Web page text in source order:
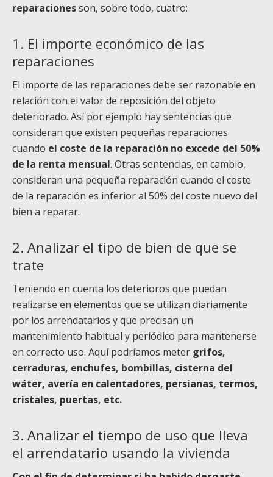
reparacionesson, sobre todo, cuatro:
1. El importe económico de las
reparaciones
El importe de las reparaciones debe ser razonable en
relación con el valor de reposición del objeto
deteriorado. Así por ejemplo hay sentencias que
consideran que existen pequeñas reparaciones
cuando el coste de la reparación no excede del 50%
de la renta mensual. Otras sentencias, en cambio,
consideran una pequeña reparación cuando el coste
de la reparación es inferior al 50% del coste nuevo del
bien a reparar.
2. Analizar el tipo de bien de que se
trate
Teniendo en cuenta los deterioros que puedan
realizarse en elementos que se utilizan diariamente
por los arrendatarios y que precisan un
mantenimiento habitual y periódico para mantenerse
en correcto uso. Aquí podríamos meter grifos,
cerraduras, enchufes, bombillas, cisterna del
wáter, avería en calentadores, persianas, termos,
cristales, puertas, etc.
3. Analizar el tiempo de uso que lleva
el arrendatario usando la vivienda